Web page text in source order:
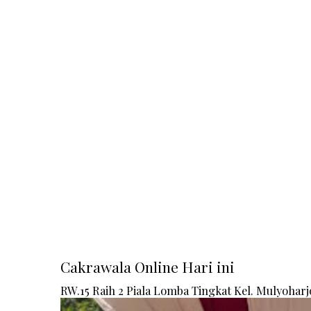
Cakrawala Online Hari ini
RW.15 Raih 2 Piala Lomba Tingkat Kel.